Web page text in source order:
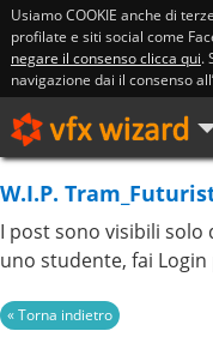
Usiamo COOKIE anche di
profilate e siti social come
negare il consenso clicca qui.
navigazione dai il consenso
W.I.P.
I post sono visibili solo
uno studente, fai Login